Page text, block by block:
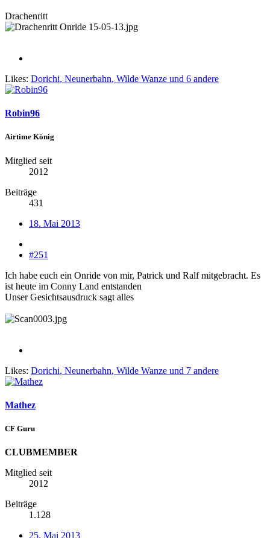
Drachenritt
Likes: Dorichi, Neunerbahn, Wilde Wanze und 6 andere
Robin96
Airtime König
Mitglied seit
2012
Beiträge
431
18. Mai 2013
#251
Ich habe euch ein Onride von mir, Patrick und Ralf mitgebracht. Es
ist heute im Conny Land entstanden
Unser Gesichtsausdruck sagt alles
Likes: Dorichi, Neunerbahn, Wilde Wanze und 7 andere
Mathez
CF Guru
CLUBMEMBER
Mitglied seit
2012
Beiträge
1.128
25. Mai 2013